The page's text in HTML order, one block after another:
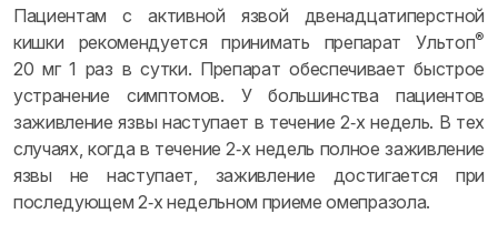
Пациентам с активной язвой двенадцатиперстной
кишки рекомендуется принимать препарат Ультоп®
20 мг 1 раз в сутки. Препарат обеспечивает быстрое
устранение симптомов. У большинства пациентов
заживление язвы наступает в течение 2‑х недель. В тех
случаях, когда в течение 2‑х недель полное заживление
язвы не наступает, заживление достигается при
последующем 2‑х недельном приеме омепразола.